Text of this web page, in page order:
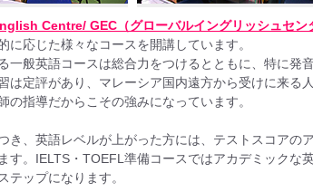
Centre/ GEC（グローバルイングリッシュセン
に応じた様々なコースを開講しています。
一般英語コースは総合力をつけるとともに、特に発
は定評があり、マレーシア国内遠方から受けに来る
の指導だからこその強みになっています。
き、英語レベルが上がった方には、テストスコアの
す。IELTS・TOEFL準備コースではアカデミックな
テップになります。